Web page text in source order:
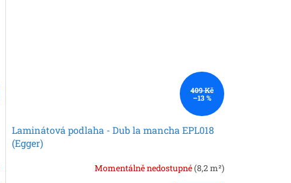
409 Kč
–13 %
Laminátová podlaha - Dub la mancha EPL018
(Egger)
Momentálně nedostupné(8,2 m²)